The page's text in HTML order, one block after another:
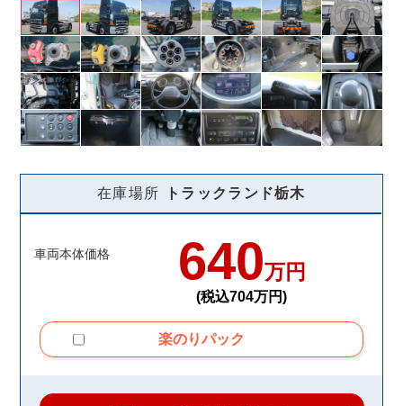
在庫場所 トラックランド栃木
車両本体価格 640万円
(税込704万円)
楽のりパック